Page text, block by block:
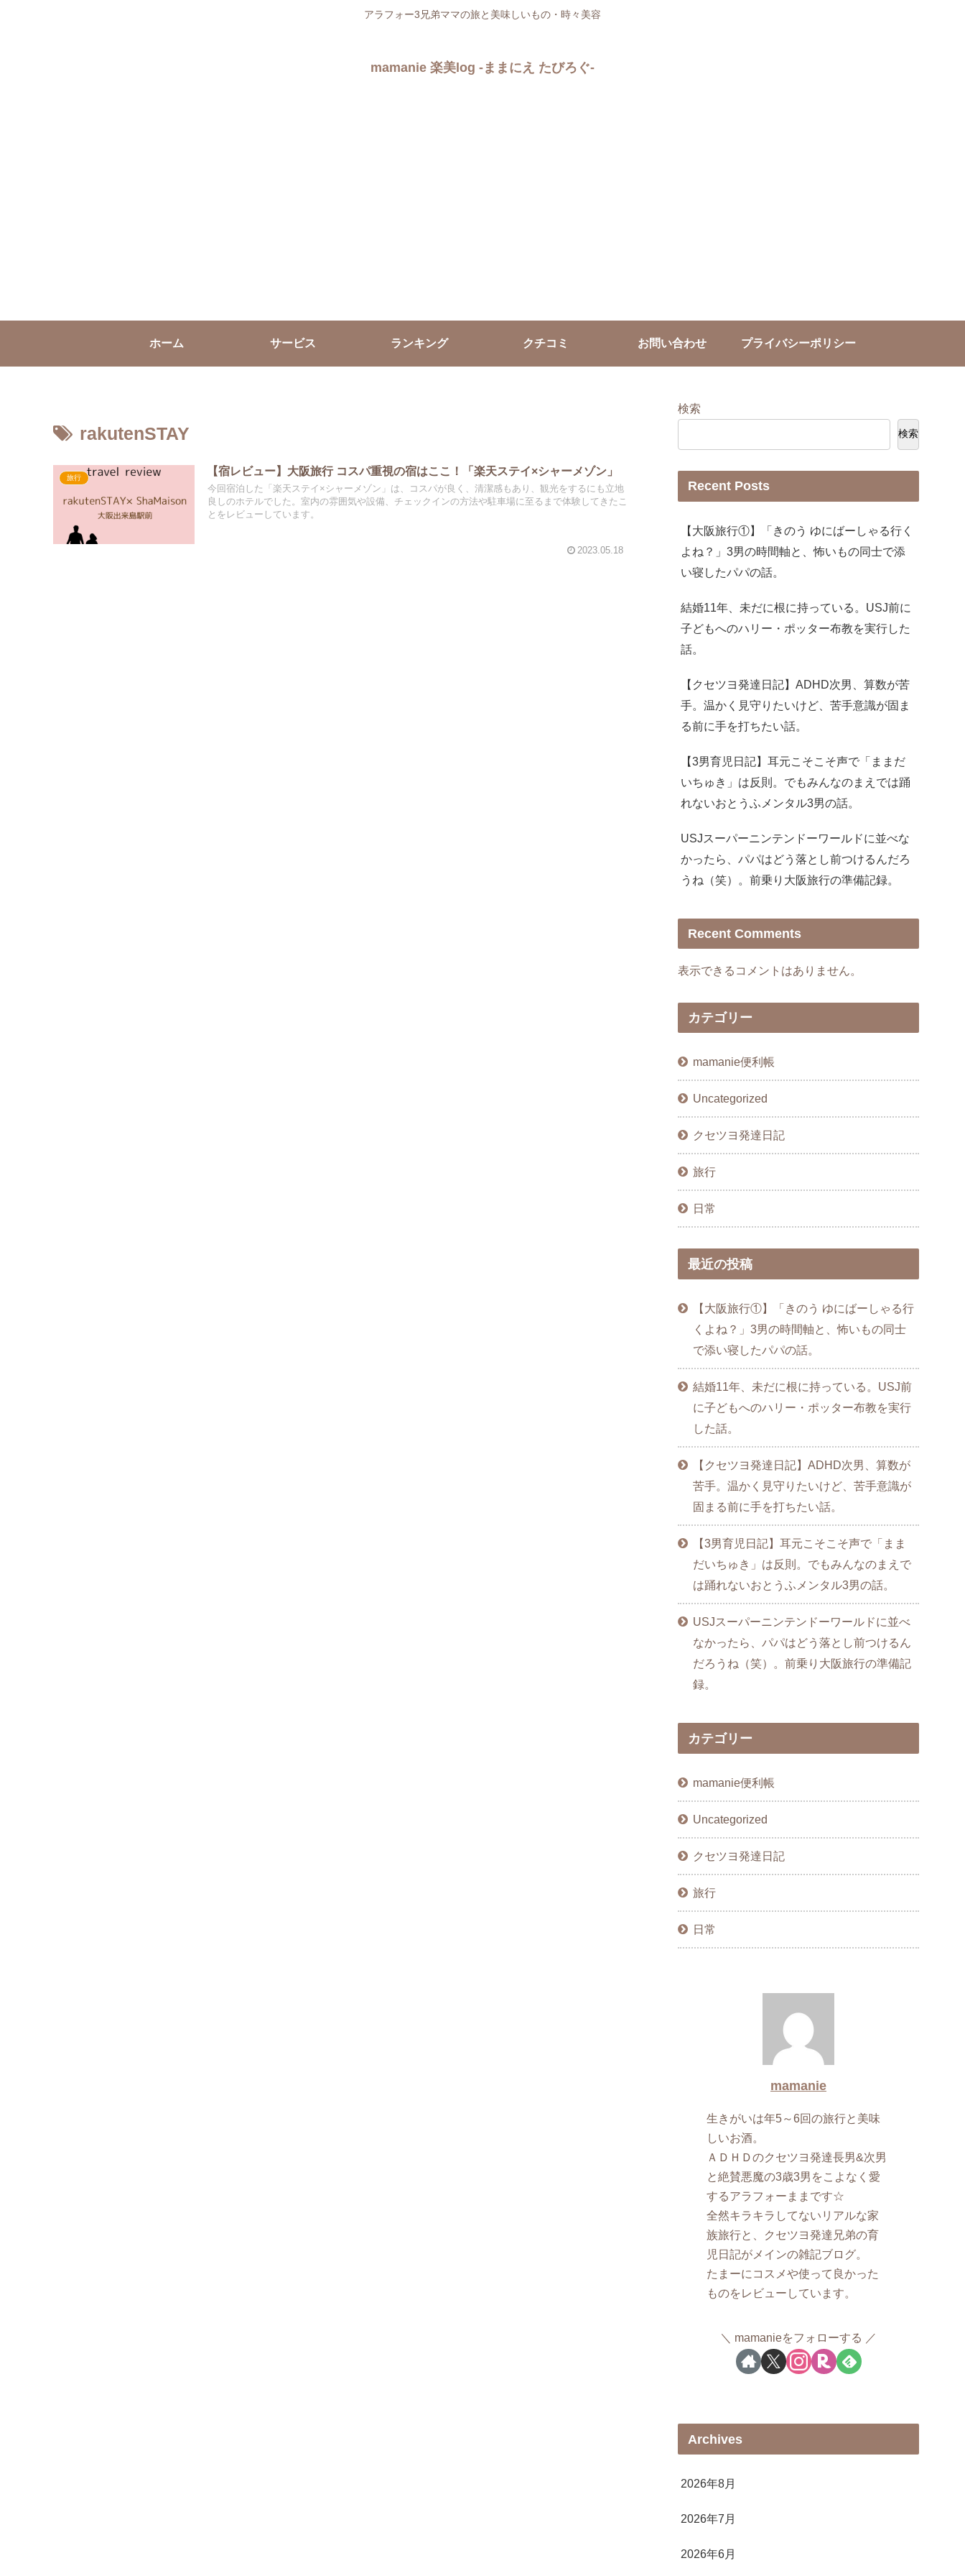
アラフォー3兄弟ママの旅と美味しいもの・時々美容
mamanie 楽美log -ままにえ たびろぐ-
ホーム サービス ランキング クチコミ お問い合わせ プライバシーポリシー
rakutenSTAY
旅行
【宿レビュー】大阪旅行 コスパ重視の宿はここ！「楽天ステイ×シャーメゾン」
今回宿泊した「楽天ステイ×シャーメゾン」は、コスパが良く、清潔感もあり、観光をするにも立地
良しのホテルでした。室内の雰囲気や設備、チェックインの方法や駐車場に至るまで体験してきたこ
とをレビューしています。
2023.05.18
検索
検索
Recent Posts
【大阪旅行①】「きのう ゆにばーしゃる行く
よね？」3男の時間軸と、怖いもの同士で添
い寝したパパの話。
結婚11年、未だに根に持っている。USJ前に
子どもへのハリー・ポッター布教を実行した
話。
【クセツヨ発達日記】ADHD次男、算数が苦
手。温かく見守りたいけど、苦手意識が固ま
る前に手を打ちたい話。
【3男育児日記】耳元こそこそ声で「ままだ
いちゅき」は反則。でもみんなのまえでは踊
れないおとうふメンタル3男の話。
USJスーパーニンテンドーワールドに並べな
かったら、パパはどう落とし前つけるんだろ
うね（笑）。前乗り大阪旅行の準備記録。
Recent Comments
表示できるコメントはありません。
カテゴリー
mamanie便利帳
Uncategorized
クセツヨ発達日記
旅行
日常
最近の投稿
【大阪旅行①】「きのう ゆにばーしゃる行
くよね？」3男の時間軸と、怖いもの同士
で添い寝したパパの話。
結婚11年、未だに根に持っている。USJ前
に子どもへのハリー・ポッター布教を実行
した話。
【クセツヨ発達日記】ADHD次男、算数が
苦手。温かく見守りたいけど、苦手意識が
固まる前に手を打ちたい話。
【3男育児日記】耳元こそこそ声で「まま
だいちゅき」は反則。でもみんなのまえで
は踊れないおとうふメンタル3男の話。
USJスーパーニンテンドーワールドに並べ
なかったら、パパはどう落とし前つけるん
だろうね（笑）。前乗り大阪旅行の準備記
録。
カテゴリー
mamanie便利帳
Uncategorized
クセツヨ発達日記
旅行
日常
mamanie
生きがいは年5～6回の旅行と美味
しいお酒。
ＡＤＨＤのクセツヨ発達長男&次男
と絶賛悪魔の3歳3男をこよなく愛
するアラフォーままです☆
全然キラキラしてないリアルな家
族旅行と、クセツヨ発達兄弟の育
児日記がメインの雑記ブログ。
たまーにコスメや使って良かった
ものをレビューしています。
mamanieをフォローする
Archives
2026年8月
2026年7月
2026年6月